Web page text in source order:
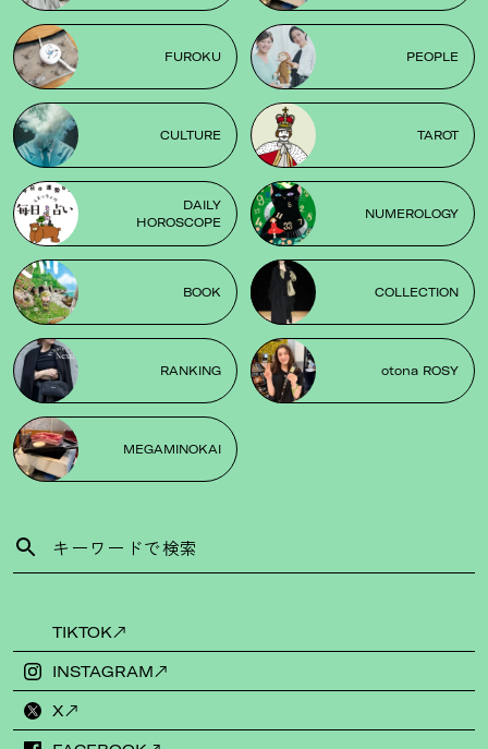
FUROKU PEOPLE
CULTURE TAROT
DAILY
HOROSCOPE
NUMEROLOGY
BOOK COLLECTION
RANKING otona ROSY
MEGAMINOKAI
TIKTOK
INSTAGRAM
X